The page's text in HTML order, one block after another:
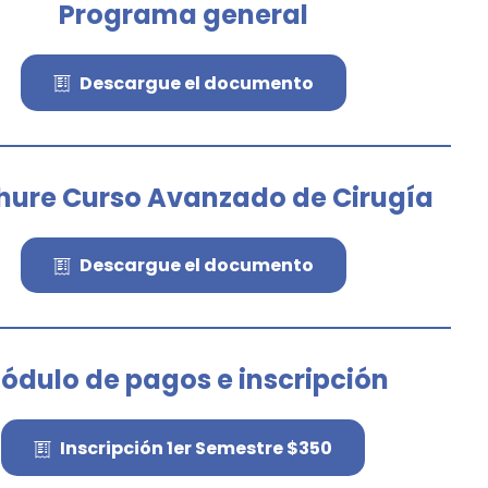
Programa general
Descargue el documento
Curso Avanzado de Cirugía
Descargue el documento
de pagos e inscripción
Inscripción 1er Semestre $350